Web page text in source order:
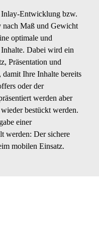
Inlay-Entwicklung bzw.
nach Maß und Gewicht
optimale und
Dabei wird ein
Präsentation und
Ihre Inhalte bereits
oder der
werden aber
bestückt werden.
einer
werden: Der sichere
mobilen Einsatz.